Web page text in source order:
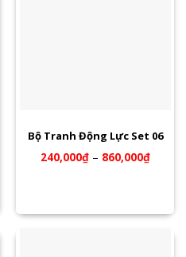
Bộ Tranh Động Lực Set 06
240,000₫– 860,000₫